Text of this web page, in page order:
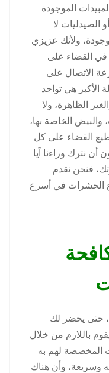
الموجودة
الصيدليات لا
ولأنك عزيزي
في القضاء على
الاتصال على
هي تواجد
الظاهرة، ولا
الخاصة بها،
القضاء على كل
نترك وراءنا آيا
فنحن نقدم
الحشرات في أسرع
حتى يحضر لك
باللازم من خلال
المخصصة لهم به
وسريعة، وأن هناك